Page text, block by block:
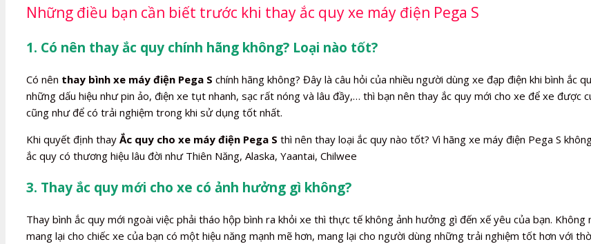
Những điều bạn cần biết trước khi thay ắc quy xe máy điện Pega S
1. Có nên thay ắc quy chính hãng không? Loại nào tốt?
Có nên thay bình xe máy điện Pega S chính hãng không? Đây là câu hỏi của nhiều người dùng xe đạp điện khi bình ắc
những dấu hiệu như pin ảo, điện xe tụt nhanh, sạc rất nóng và lâu đầy,… thì bạn nên thay ắc quy mới cho xe để xe được
cũng như để có trải nghiệm trong khi sử dụng tốt nhất.
Khi quyết định thay Ắc quy cho xe máy điện Pega S thì nên thay loại ắc quy nào tốt? Vì hãng xe máy điện Pega S
ắc quy có thương hiệu lâu đời như Thiên Năng, Alaska, Yaantai, Chilwee
3. Thay ắc quy mới cho xe có ảnh hưởng gì không?
Thay bình ắc quy mới ngoài việc phải tháo hộp bình ra khỏi xe thì thực tế không ảnh hưởng gì đến xế yêu của bạn.
mang lại cho chiếc xe của bạn có một hiệu năng mạnh mẽ hơn, mang lại cho người dùng những trải nghiệm tốt hơn với